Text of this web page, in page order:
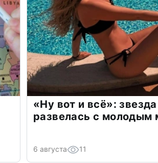
«Ну вот и всё»:
развелась с
6 августа 11